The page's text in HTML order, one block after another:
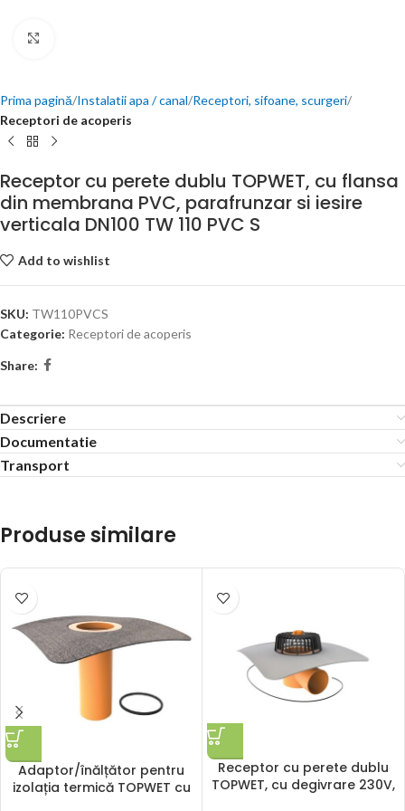
Prima pagină Instalatii apa / canal Receptori, sifoane, scurgeri
Receptori de acoperis
Receptor cu perete dublu TOPWET, cu flansa
din membrana PVC, parafrunzar si iesire
verticala DN100 TW 110 PVC S
Add to wishlist
SKU: TW110PVCS
Categorie: Receptori de acoperis
Share:
Descriere
Documentatie
Transport
Produse similare
Adaptor/înălțător pentru
izolația termică TOPWET cu
Receptor cu perete dublu
TOPWET, cu degivrare 230V,